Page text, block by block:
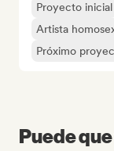
Proyecto inicial
Artista
Próximo
Puede